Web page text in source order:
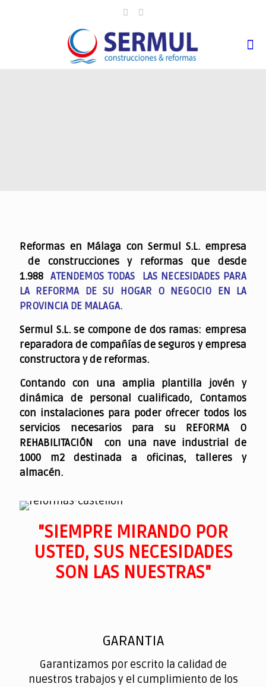
Reformas en Málaga con Sermul S.L. empresa
de construcciones y reformas que desde
1.988ATENDEMOS TODAS LAS NECESIDADES PARA
LA REFORMA DE SU HOGAR O NEGOCIO EN LA
PROVINCIA DE MALAGA.
Sermul S.L. se compone de dos ramas: empresa
reparadora de compañías de seguros y empresa
constructora y de reformas.
Contando con una amplia plantilla jovén y
dinámica de personal cualificado, Contamos
con instalaciones para poder ofrecer todos los
servicios necesarios para su REFORMA O
REHABILITACIÓN con una nave industrial de
1000 m2 destinada a oficinas, talleres y
almacén.
"SIEMPRE MIRANDO POR
USTED, SUS NECESIDADES
SON LAS NUESTRAS"
GARANTIA
Garantizamos por escrito la calidad de
nuestros trabajos y el cumplimiento de los